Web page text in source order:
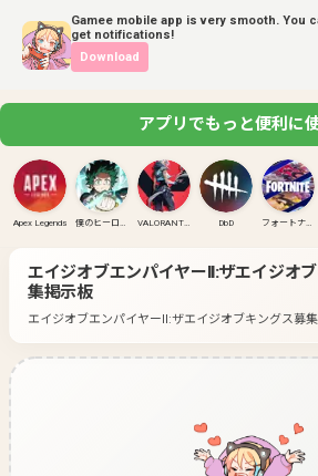
Gamee mobile app is very smooth. You
get notifications!
Download
アプリでもっと便利に
Apex Legends 僕のヒーローアカデミア ULTRA RUMBLE VALORANT(PC) DbD フォートナイト
エイジオブエンパイヤーII:ザエイジオ
集掲示板
エイジオブエンパイヤーII:ザエイジオブキングス募